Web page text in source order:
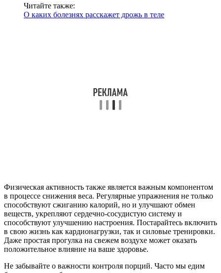
Читайте также:
О каких болезнях расскажет дрожь в теле
Физическая активность также является важным компонентом
в процессе снижения веса. Регулярные упражнения не только
способствуют сжиганию калорий, но и улучшают обмен
веществ, укрепляют сердечно-сосудистую систему и
способствуют улучшению настроения. Постарайтесь включить
в свою жизнь как кардионагрузки, так и силовые тренировки.
Даже простая прогулка на свежем воздухе может оказать
положительное влияние на ваше здоровье.
Не забывайте о важности контроля порций. Часто мы едим